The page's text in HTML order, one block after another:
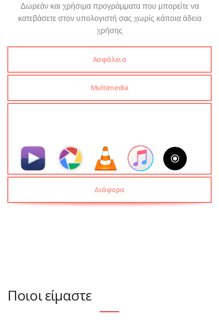
Δωρεάν και χρήσιμα προγράμματα που μπορείτε να
κατεβάσετε στον υπολογιστή σας χωρίς κάποια άδεια
χρήσης
Ασφάλεια
Multimedia
Διάφορα
Ποιοι είμαστε